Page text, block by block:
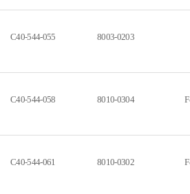
C40-544-055 8003-0203
C40-544-058 8010-0304
C40-544-061 8010-0302